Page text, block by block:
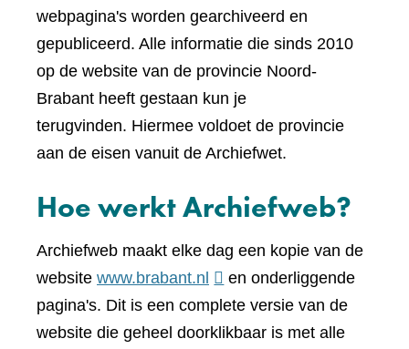
webpagina's worden gearchiveerd en
gepubliceerd. Alle informatie die sinds 2010
op de website van de provincie Noord-
Brabant heeft gestaan kun je
terugvinden. Hiermee voldoet de provincie
aan de eisen vanuit de Archiefwet.
Hoe werkt Archiefweb?
Archiefweb maakt elke dag een kopie van de
website www.brabant.nl (verwijst
naar
een
en onderliggende
pagina's. Dit is een complete versie van de
website die geheel doorklikbaar is met alle